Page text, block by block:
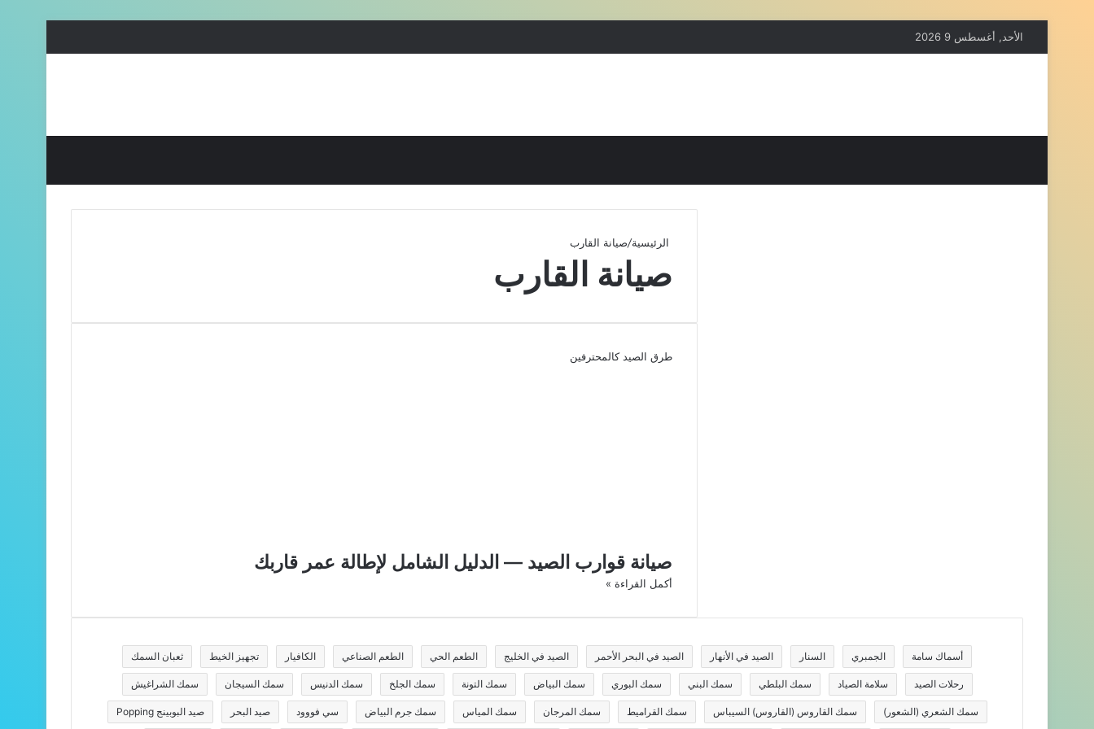
الأحد, أغسطس 9 2026
الرئيسية/صيانة القارب
صيانة القارب
طرق الصيد كالمحترفين
صيانة قوارب الصيد — الدليل الشامل لإطالة عمر قاربك
أكمل القراءة »
أسماك سامة الجمبري السنار الصيد في الأنهار الصيد في البحر الأحمر الصيد في الخليج الطعم الحي الطعم الصناعي الكافيار تجهيز الخيط ثعبان السمك
رحلات الصيد سلامة الصياد سمك البلطي سمك البني سمك البوري سمك البياض سمك التونة سمك الجلخ سمك الدنيس سمك السيجان سمك الشراغيش
سمك الشعري (الشعور) سمك القاروس (القاروس) السيباس سمك القراميط سمك المرجان سمك المياس سمك جرم البياض سي فووود صيد البحر صيد البوبينج Popping